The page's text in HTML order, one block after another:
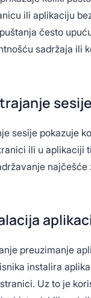
ili aplikaciju
često
sadržaja ili
sesije
sesije pokazuje
ili u aplikaciji
preuzimanje
instalira
Uz to je